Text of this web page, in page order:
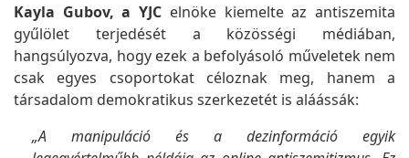
Kayla Gubov, a YJC elnöke kiemelte az antiszemita
gyűlölet terjedését a közösségi médiában,
hangsúlyozva, hogy ezek a befolyásoló műveletek nem
csak egyes csoportokat céloznak meg, hanem a
társadalom demokratikus szerkezetét is aláássák:
„A manipuláció és a dezinformáció egyik